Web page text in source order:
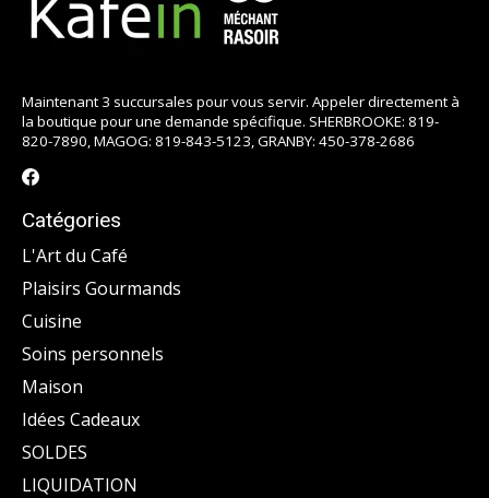
Maintenant 3 succursales pour vous servir. Appeler directement à
la boutique pour une demande spécifique. SHERBROOKE: 819-
820-7890, MAGOG: 819-843-5123, GRANBY: 450-378-2686
Catégories
L'Art du Café
Plaisirs Gourmands
Cuisine
Soins personnels
Maison
Idées Cadeaux
SOLDES
LIQUIDATION